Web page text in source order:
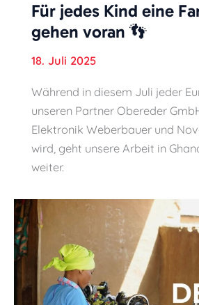
Für jedes Kind eine
gehen voran 👣
18. Juli 2025
Während in diesem Juli jeder
unseren Partner Obereder
Elektronik Weberbauer und
wird, geht unsere Arbeit in
weiter.